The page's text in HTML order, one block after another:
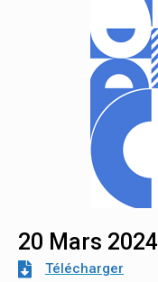
20 Mars 2024
Télécharger